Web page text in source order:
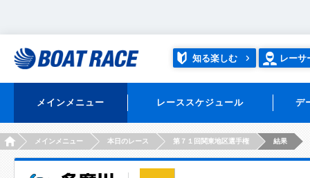
知る楽しむ レーサ
メインメニュー レーススケジュール デ
HOMEメインメニュー 本日のレース 第７１回関東地区選手権 結果